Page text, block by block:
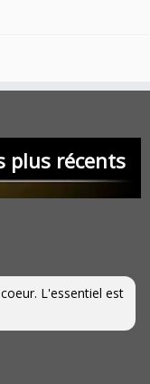
plus récents
L'essentiel est